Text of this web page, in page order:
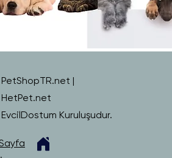
PetShopTR.net |
HetPet.net
EvcilDostum Kuruluşudur.